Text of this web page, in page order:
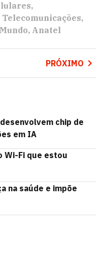
Telecomunicações
Anatel
PRÓXIMO
chip de
em IA
Wi-Fi que estou
na saúde e impõe